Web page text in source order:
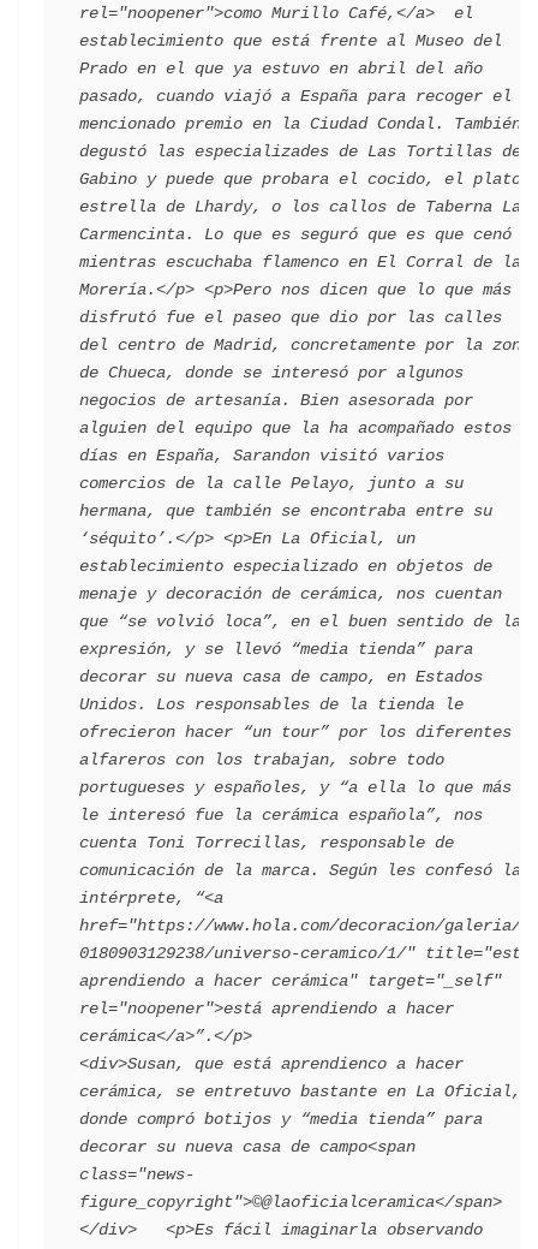
rel="noopener">como Murillo Café,</a>  el
establecimiento que está frente al Museo del
Prado en el que ya estuvo en abril del año
pasado, cuando viajó a España para recoger el
mencionado premio en la Ciudad Condal. También
degustó las especializades de Las Tortillas de
Gabino y puede que probara el cocido, el plato
estrella de Lhardy, o los callos de Taberna La
Carmencinta. Lo que es seguró que es que cenó
mientras escuchaba flamenco en El Corral de la
Morería.</p> <p>Pero nos dicen que lo que más
disfrutó fue el paseo que dio por las calles
del centro de Madrid, concretamente por la zona
de Chueca, donde se interesó por algunos
negocios de artesanía. Bien asesorada por
alguien del equipo que la ha acompañado estos
días en España, Sarandon visitó varios
comercios de la calle Pelayo, junto a su
hermana, que también se encontraba entre su
‘séquito’.</p> <p>En La Oficial, un
establecimiento especializado en objetos de
menaje y decoración de cerámica, nos cuentan
que “se volvió loca”, en el buen sentido de la
expresión, y se llevó “media tienda” para
decorar su nueva casa de campo, en Estados
Unidos. Los responsables de la tienda le
ofrecieron hacer “un tour” por los diferentes
alfareros con los trabajan, sobre todo
portugueses y españoles, y “a ella lo que más
le interesó fue la cerámica española”, nos
cuenta Toni Torrecillas, responsable de
comunicación de la marca. Según les confesó la
intérprete, “<a
href="https://www.hola.com/decoracion/galeria/2
0180903129238/universo-ceramico/1/" title="está
aprendiendo a hacer cerámica" target="_self"
rel="noopener">está aprendiendo a hacer
cerámica</a>”.</p>
<div>Susan, que está aprendienco a hacer
cerámica, se entretuvo bastante en La Oficial,
donde compró botijos y “media tienda” para
decorar su nueva casa de campo<span
class="news-
figure_copyright">©@laoficialceramica</span>
</div>   <p>Es fácil imaginarla observando